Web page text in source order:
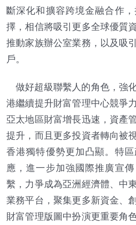
斷深化和擴容跨境金融合作
擇，相信將吸引更多全球優質
推動家族辦公室業務，以及吸
戶。
做好超級聯繫人的角色，強
港繼續提升財富管理中心競爭
亞太地區財富增長迅速，資產
提升，而且更多投資者轉向被
香港獨特優勢更加凸顯。特
應，進一步加強國際推廣宣
繫，力爭成為亞洲經濟體、中
業務平台，聚集更多新資金、
財富管理版圖中扮演更重要角